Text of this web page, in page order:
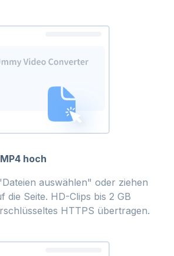
hoch
auswählen" oder ziehen
die Seite. HD-Clips bis 2 GB
HTTPS übertragen.